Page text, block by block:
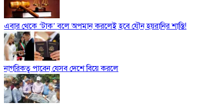
এবার থেকে ‘টাক’ বলে অপমান করলেই হবে যৌন হয়রানির শাস্তি!
নাগরিকত্ব পাবেন যেসব দেশে বিয়ে করলে